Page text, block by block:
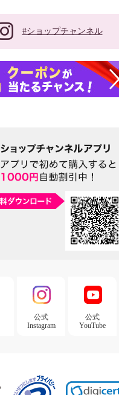
#ショップチャンネル
公式
Instagram
公式
YouTube